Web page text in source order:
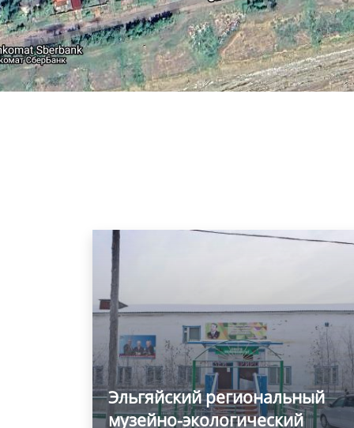
Эльгяйский региональный
музейно-экологический